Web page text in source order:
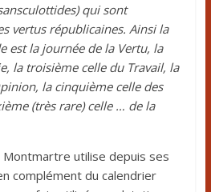
qui sont
vertus républicaines. Ainsi la
est la journée de la Vertu, la
la troisième celle du Travail, la
la cinquième celle des
(très rare) celle … de la
Montmartre utilise depuis ses
complément du calendrier